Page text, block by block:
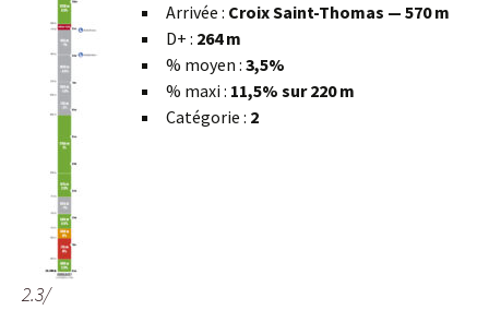
2.3/
Arrivée : Croix Saint-Thomas — 570 m
D+ : 264 m
% moyen : 3,5%
% maxi : 11,5% sur 220 m
Catégorie : 2